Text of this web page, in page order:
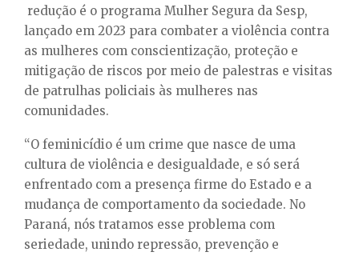
redução é o programa Mulher Segura da Sesp,
lançado em 2023 para combater a violência contra
as mulheres com conscientização, proteção e
mitigação de riscos por meio de palestras e visitas
de patrulhas policiais às mulheres nas
comunidades.
“O feminicídio é um crime que nasce de uma
cultura de violência e desigualdade, e só será
enfrentado com a presença firme do Estado e a
mudança de comportamento da sociedade. No
Paraná, nós tratamos esse problema com
seriedade, unindo repressão, prevenção e